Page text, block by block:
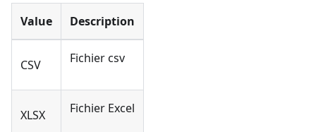
Value Description
CSV Fichier csv
XLSX Fichier Excel